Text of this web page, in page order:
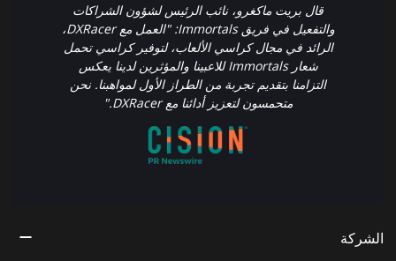
قال بريت ماكغرو، نائب الرئيس لشؤون الشراكات
والتفعيل في فريق Immortals: "العمل مع DXRacer،
الرائد في مجال كراسي الألعاب، لتوفير كراسي تحمل
شعار Immortals للاعبينا والمؤثرين لدينا يعكس
التزامنا بتقديم تجربة من الطراز الأول لمواهبنا. نحن
متحمسون لتعزيز أدائنا مع DXRacer."
الشركة